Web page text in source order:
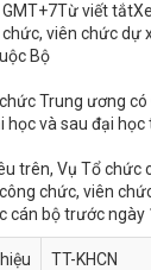
viết
viên chức
Bộ
Trung ương
và sau đại
trên, Vụ Tổ
chức, viên
cán bộ trước
TT-KHCN